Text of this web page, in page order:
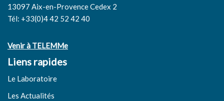
13097 Aix-en-Provence Cedex 2
Tél: +33(0)4 42 52 42 40
Venir à TELEMMe
Liens rapides
Le Laboratoire
Les Actualités